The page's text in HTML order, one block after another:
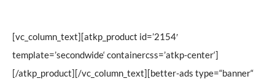
[vc_column_text][atkp_product id=’2154′
template=’secondwide‘ containercss=’atkp-center‘]
[/atkp_product][/vc_column_text][better-ads type=“banner“